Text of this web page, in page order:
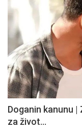
Doganin kanunu
za život...